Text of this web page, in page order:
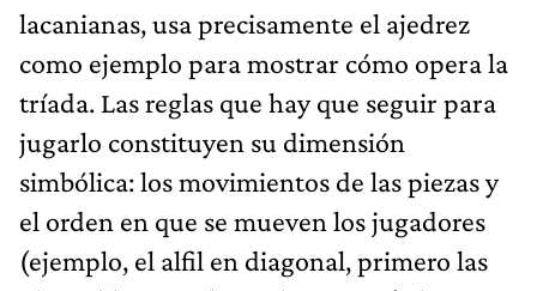
lacanianas, usa precisamente el ajedrez
como ejemplo para mostrar cómo opera la
tríada. Las reglas que hay que seguir para
jugarlo constituyen su dimensión
simbólica: los movimientos de las piezas y
el orden en que se mueven los jugadores
(ejemplo, el alfil en diagonal, primero las